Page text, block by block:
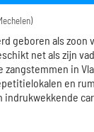
geboren als zoon
net als zijn
zangstemmen in
en
indrukwekkende